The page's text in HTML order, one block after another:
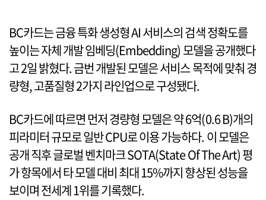
BC카드는 금융 특화 생성형 AI 서비스의 검색 정확도를
높이는 자체 개발 임베딩(Embedding) 모델을 공개했다
고 2일 밝혔다. 금번 개발된 모델은 서비스 목적에 맞춰 경
량형, 고품질형 2가지 라인업으로 구성됐다.
BC카드에 따르면 먼저 경량형 모델은 약 6억(0.6 B)개의
피라미터 규모로 일반 CPU로 이용 가능하다. 이 모델은
공개 직후 글로벌 벤치마크 SOTA(State Of The Art) 평
가 항목에서 타 모델 대비 최대 15%까지 향상된 성능을
보이며 전세계 1위를 기록했다.